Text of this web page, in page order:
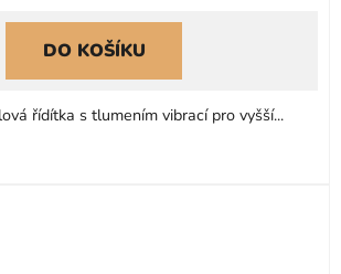
DO KOŠÍKU
řídítka s tlumením vibrací pro vyšší...